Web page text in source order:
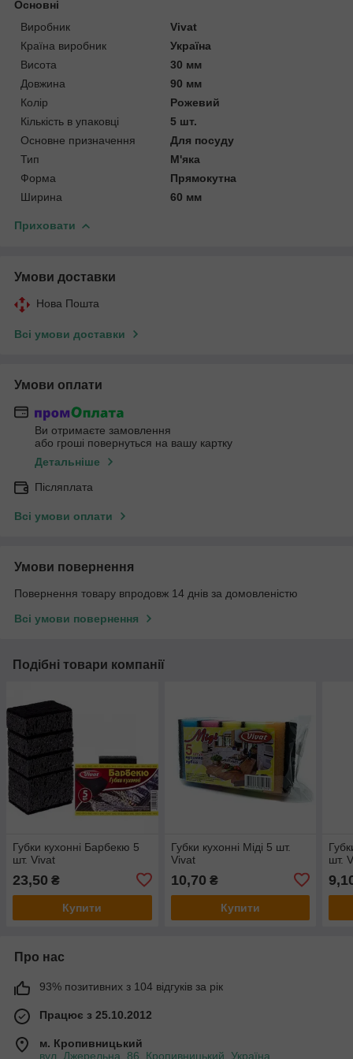
Основні
Виробник
Vivat
Країна виробник
Україна
Висота
30 мм
Довжина
90 мм
Колір
Рожевий
Кількість в упаковці
5 шт.
Основне призначення
Для посуду
Тип
М'яка
Форма
Прямокутна
Ширина
60 мм
Приховати
Умови доставки
Нова Пошта
Всі умови доставки
Умови оплати
Ви отримаєте замовлення
або гроші повернуться на вашу картку
Детальніше
Післяплата
Всі умови оплати
Умови повернення
Повернення товару впродовж 14 днів за домовленістю
Всі умови повернення
Подібні товари компанії
Губки кухонні Барбекю 5
шт. Vivat
23,50 ₴
Купити
Губки кухонні Міді 5 шт.
Vivat
10,70 ₴
Купити
шт.
Про нас
93% позитивних з 104 відгуків за рік
Працює з 25.10.2012
м. Кропивницький
вул. Джерельна, 86, Кропивницький, Україна